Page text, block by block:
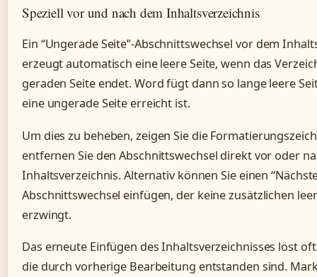
Speziell vor und nach dem Inhaltsverzeichnis
Ein “Ungerade Seite”-Abschnittswechsel vor dem
erzeugt automatisch eine leere Seite, wenn das
geraden Seite endet. Word fügt dann so lange leere
eine ungerade Seite erreicht ist.
Um dies zu beheben, zeigen Sie die
entfernen Sie den Abschnittswechsel direkt vor oder
Inhaltsverzeichnis. Alternativ können Sie einen
Abschnittswechsel einfügen, der keine zusätzlichen
erzwingt.
Das erneute Einfügen des Inhaltsverzeichnisses löst
die durch vorherige Bearbeitung entstanden sind.